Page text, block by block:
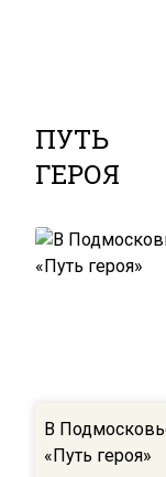
ПУТЬ
ГЕРОЯ
В
«Путь героя»